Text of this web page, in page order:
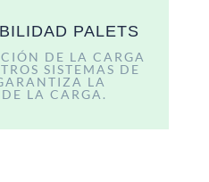
PALETS
DE LA CARGA
SISTEMAS DE
LA
LA CARGA.